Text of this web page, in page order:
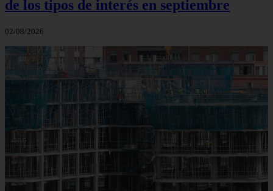
de los tipos de interés en septiembre
02/08/2026